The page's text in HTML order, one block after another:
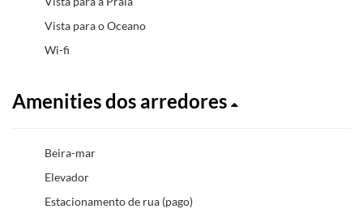
Vista para o Oceano
Wi-fi
Amenities dos arredores
Beira-mar
Elevador
Estacionamento de rua (pago)